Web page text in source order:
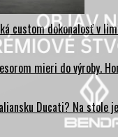
custom dokonalosť v
mieri do výroby.
Ducati? Na